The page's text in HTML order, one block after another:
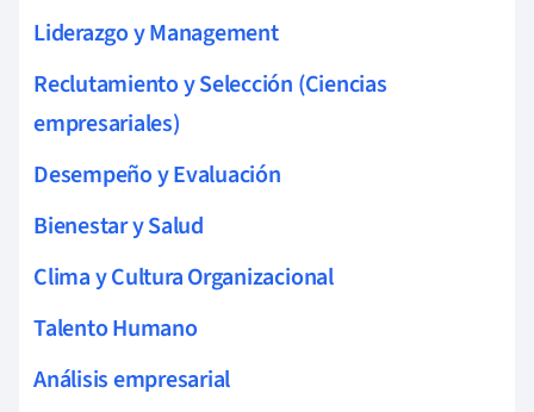
Liderazgo y Management
Reclutamiento y Selección (Ciencias
empresariales)
Desempeño y Evaluación
Bienestar y Salud
Clima y Cultura Organizacional
Talento Humano
Análisis empresarial